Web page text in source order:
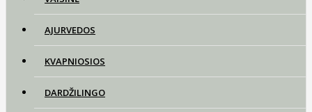
AJURVEDOS
KVAPNIOSIOS
DARDŽILINGO